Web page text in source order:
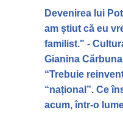
Devenirea lui
am știut că eu
familist." -
Gianina
“Trebuie
“național”. Ce
acum, într-o